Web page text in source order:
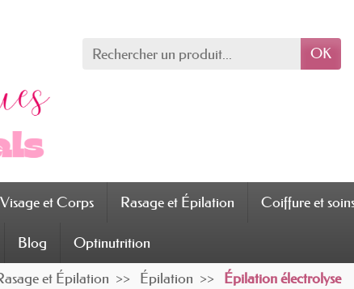
OK
et Corps Rasage et Épilation Coiffure et
Blog Optinutrition
et Épilation Épilation Épilation électrolyse